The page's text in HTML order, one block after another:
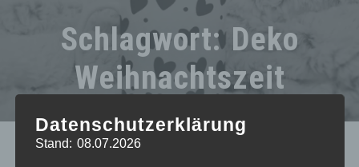
Schlagwort:Deko
Weihnachtszeit
Datenschutzerklärung
Stand: 08.07.2026